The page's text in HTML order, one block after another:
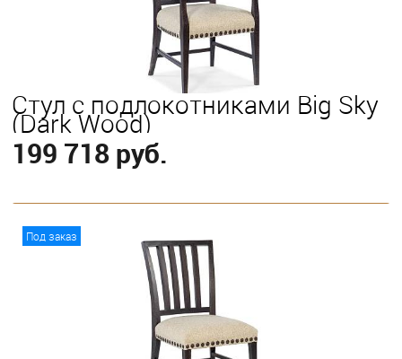
Стул с подлокотниками Big Sky
(Dark Wood)
199 718 руб.
Под заказ